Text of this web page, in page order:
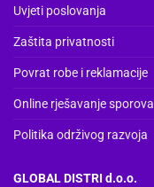
Uvjeti poslovanja
Zaštita privatnosti
Povrat robe i reklamacije
Online rješavanje sporova
Politika održivog razvoja
GLOBAL DISTRI d.o.o.